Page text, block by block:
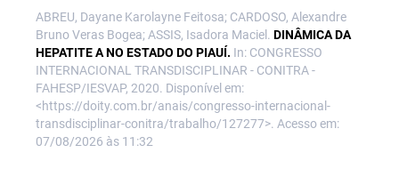
ABREU, Dayane Karolayne Feitosa; CARDOSO, Alexandre
Bruno Veras Bogea; ASSIS, Isadora Maciel. DINÂMICA DA
HEPATITE A NO ESTADO DO PIAUÍ. In: CONGRESSO
INTERNACIONAL TRANSDISCIPLINAR - CONITRA -
FAHESP/IESVAP, 2020. Disponível em:
<https://doity.com.br/anais/congresso-internacional-
transdisciplinar-conitra/trabalho/127277>. Acesso em:
07/08/2026 às 11:32